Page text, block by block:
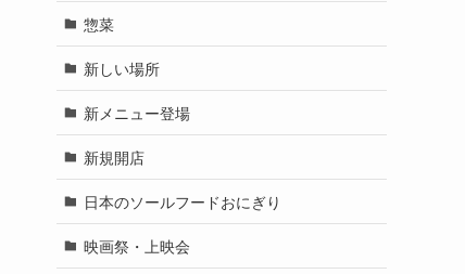
惣菜
新しい場所
新メニュー登場
新規開店
日本のソールフードおにぎり
映画祭・上映会